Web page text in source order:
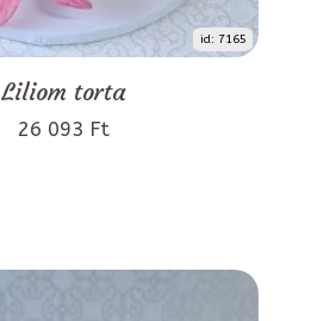
id: 7165
Liliom torta
26 093 Ft